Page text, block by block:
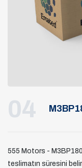
04
555 Motors -
teslimatın süresini